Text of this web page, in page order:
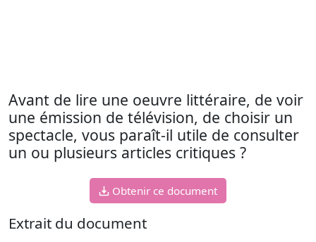
Avant de lire une oeuvre littéraire, de voir
une émission de télévision, de choisir un
spectacle, vous paraît-il utile de consulter
un ou plusieurs articles critiques ?
Obtenir ce document
Extrait du document